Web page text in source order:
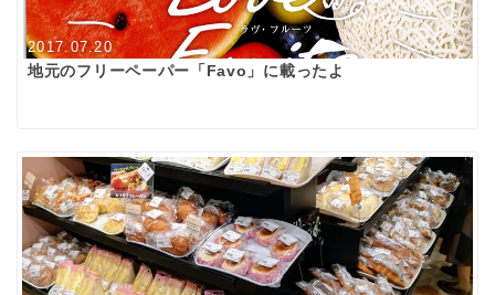
2017.07.20
地元のフリーペーパー「Favo」に載ったよ